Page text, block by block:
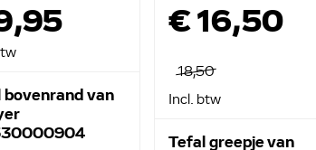
bovenrand van
€ 16,50
18,50
Incl. btw
Tefal greepje van